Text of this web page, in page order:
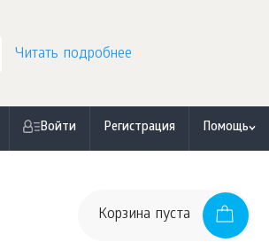
Читать подробнее
Войти Регистрация Помощь
Корзина пуста